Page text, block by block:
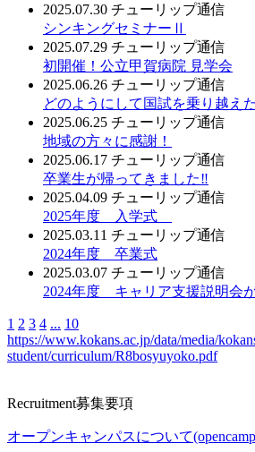
2025.07.30 チューリップ通信
シンキングセミナーⅡ
2025.07.29 チューリップ通信
初開催！公立甲賀病院 見学会
2025.06.26 チューリップ通信
どのようにして国試を乗り越え
2025.06.25 チューリップ通信
地域の方々に感謝！
2025.06.17 チューリップ通信
卒業生が帰ってきました‼
2025.04.09 チューリップ通信
2025年度 入学式
2025.03.11 チューリップ通信
2024年度 卒業式
2025.03.07 チューリップ通信
2024年度 キャリア支援説明会
1 2 3 4 ... 10
https://www.kokans.ac.jp/data/media/
student/curriculum/R8bosyuyoko.pdf
Recruitment募集要項
オープンキャンパスについて